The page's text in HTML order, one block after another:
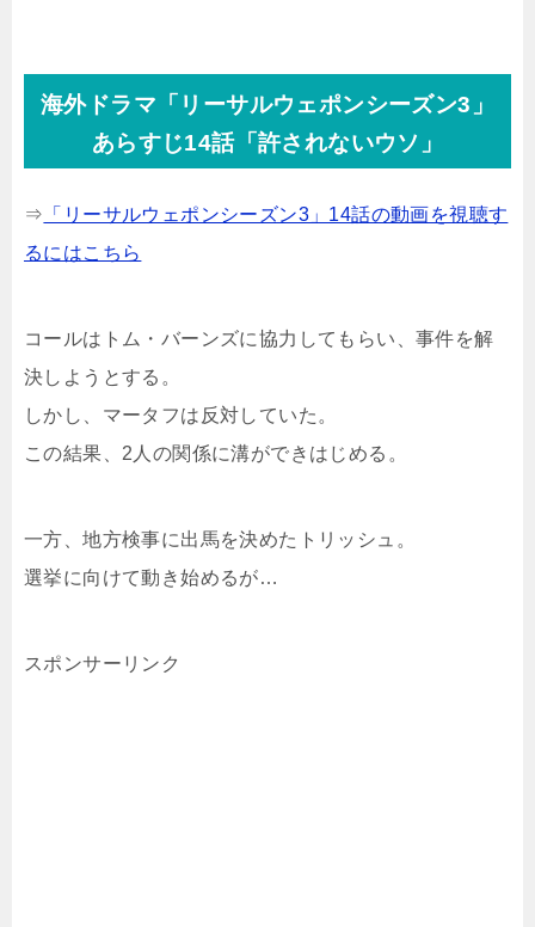
海外ドラマ「リーサルウェポンシーズン3」
あらすじ14話「許されないウソ」
⇒ 「リーサルウェポンシーズン3」14話の動画を視聴す
るにはこちら
コールはトム・バーンズに協力してもらい、事件を解
決しようとする。
しかし、マータフは反対していた。
この結果、2人の関係に溝ができはじめる。
一方、地方検事に出馬を決めたトリッシュ。
選挙に向けて動き始めるが…
スポンサーリンク